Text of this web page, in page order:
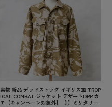
実物 新品 デッドストック イギリス軍 TROP
ICAL COMBAT ジャケット デザートDPMカ
モ【キャンペーン対象外】【I】ミリタリー